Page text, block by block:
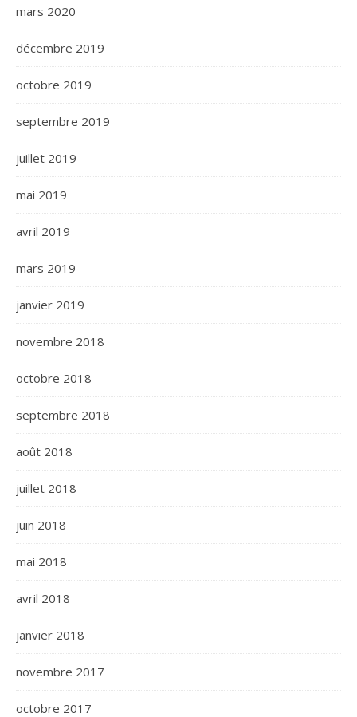
mars 2020
décembre 2019
octobre 2019
septembre 2019
juillet 2019
mai 2019
avril 2019
mars 2019
janvier 2019
novembre 2018
octobre 2018
septembre 2018
août 2018
juillet 2018
juin 2018
mai 2018
avril 2018
janvier 2018
novembre 2017
octobre 2017